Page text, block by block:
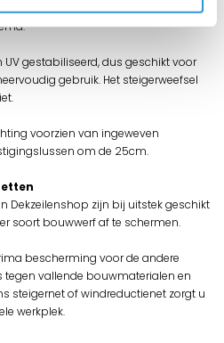
lage stofdoorlatendheid. Ze worden
UV gestabiliseerd, dus geschikt voor
gebruik. Het steigerweefsel
voorzien van ingeweven
om de 25cm.
Dekzeilenshop zijn bij uitstek geschikt
soort bouwwerf af te schermen.
bescherming voor de andere
vallende bouwmaterialen en
steigernet of windreductienet zorgt u
werkplek.